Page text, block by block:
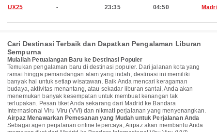
UX25 - 23:35 04:50
Cari Destinasi Terbaik dan Dapatkan Pengalaman Liburan
Sempurna
Mulailah Petualangan Baru ke Destinasi Populer
Temukan pengalaman baru di destinasi populer. Dari jalanan kota yang
ramai hingga pemandangan alam yang indah, destinasi ini memiliki
banyak hal untuk setiap wisatawan. Baik Anda mencari keragaman
budaya, aktivitas menantang, atau sekadar liburan santai, Anda akan
menemukan banyak kesempatan untuk membuat kenangan tak
terlupakan. Pesan tiket Anda sekarang dari Madrid ke Bandara
Internasional Viru Viru (VVI) dan nikmati perjalanan yang menyenangkan.
Airpaz Menawarkan Pemesanan yang Mudah untuk Perjalanan Anda
Sebagai agen perjalanan online tepercaya, Airpaz akan membantu Anda